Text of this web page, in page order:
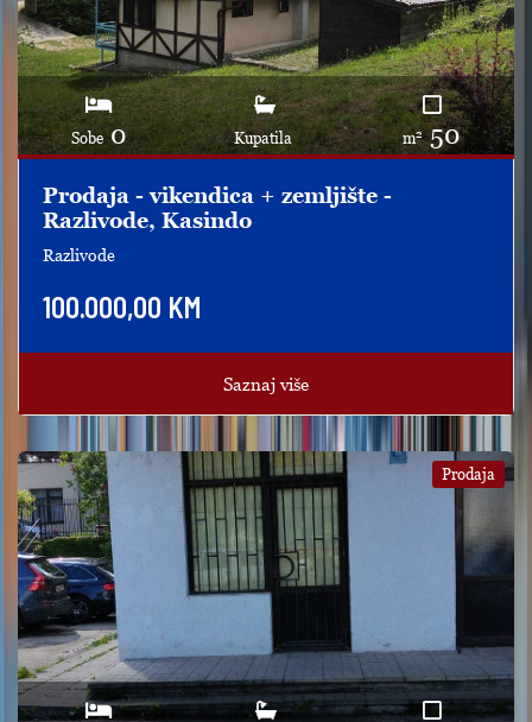
Sobe 0 Kupatila m2 50
Prodaja - vikendica + zemljište -
Razlivode, Kasindo
Razlivode
100.000,00 KM
Saznaj više
Prodaja